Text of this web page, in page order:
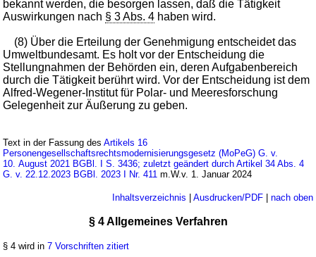
bekannt werden, die besorgen lassen, daß die Tätigkeit
Auswirkungen nach § 3 Abs. 4 haben wird.
(8) Über die Erteilung der Genehmigung entscheidet das
Umweltbundesamt. Es holt vor der Entscheidung die
Stellungnahmen der Behörden ein, deren Aufgabenbereich
durch die Tätigkeit berührt wird. Vor der Entscheidung ist dem
Alfred-Wegener-Institut für Polar- und Meeresforschung
Gelegenheit zur Äußerung zu geben.
Text in der Fassung desArtikels 16
Personengesellschaftsrechtsmodernisierungsgesetz (MoPeG) G. v.
10. August 2021 BGBl. I S. 3436; zuletzt geändert durch Artikel 34 Abs. 4
G. v. 22.12.2023 BGBl. 2023 I Nr. 411 m.W.v. 1. Januar 2024
Inhaltsverzeichnis | Ausdrucken/PDF| nach oben
§ 4 Allgemeines Verfahren
§ 4 wird in7 Vorschriften zitiert